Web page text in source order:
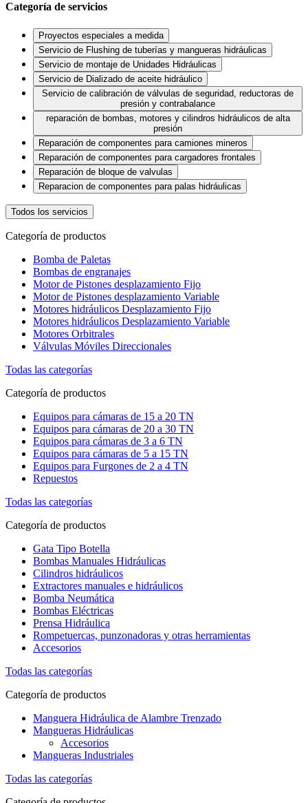
Categoría de servicios
Proyectos especiales a medida
Servicio de Flushing de tuberías y mangueras hidráulicas
Servicio de montaje de Unidades Hidráulicas
Servicio de Dializado de aceite hidráulico
Servicio de calibración de válvulas de seguridad, reductoras de
presión y contrabalance
reparación de bombas, motores y cilindros hidráulicos de alta
presión
Reparación de componentes para camiones mineros
Reparación de componentes para cargadores frontales
Reparación de bloque de valvulas
Reparacion de componentes para palas hidráulicas
Todos los servicios
Categoría de productos
Bomba de Paletas
Bombas de engranajes
Motor de Pistones desplazamiento Fijo
Motor de Pistones desplazamiento Variable
Motores hidráulicos Desplazamiento Fijo
Motores hidráulicos Desplazamiento Variable
Motores Orbitrales
Válvulas Móviles Direccionales
Todas las categorías
Categoría de productos
Equipos para cámaras de 15 a 20 TN
Equipos para cámaras de 20 a 30 TN
Equipos para cámaras de 3 a 6 TN
Equipos para cámaras de 5 a 15 TN
Equipos para Furgones de 2 a 4 TN
Repuestos
Todas las categorías
Categoría de productos
Gata Tipo Botella
Bombas Manuales Hidráulicas
Cilindros hidráulicos
Extractores manuales e hidráulicos
Bomba Neumática
Bombas Eléctricas
Prensa Hidráulica
Rompetuercas, punzonadoras y otras herramientas
Accesorios
Todas las categorías
Categoría de productos
Manguera Hidráulica de Alambre Trenzado
Mangueras Hidráulicas
Accesorios
Mangueras Industriales
Todas las categorías